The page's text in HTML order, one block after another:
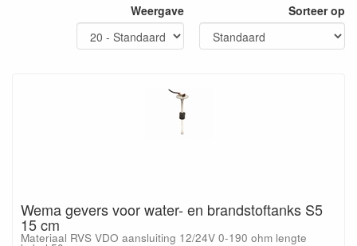
Weergave Sorteer op
Wema gevers voor water- en brandstoftanks S5
15 cm
Materiaal RVS VDO aansluiting 12/24V 0-190 ohm lengte